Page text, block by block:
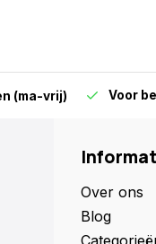
(ma-vrij) Voor
Over ons
Blog